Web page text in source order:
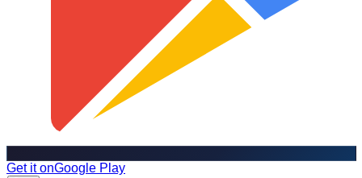
Get it onGoogle Play